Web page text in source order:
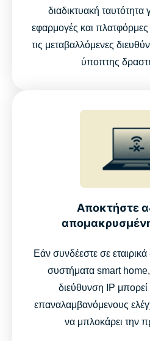
διαδικτυακή ταυτότητα
εφαρμογές και
τις μεταβαλλόμενες
ύποπτης
Αποκτήστε
Εάν συνδέεστε σε εταιρικά
συστήματα smart
διεύθυνση IP
επαναλαμβανόμενους
να μπλοκάρει την